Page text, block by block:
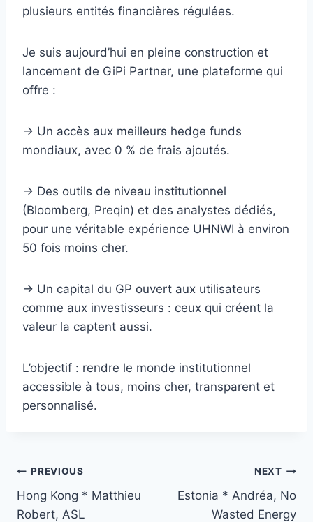
plusieurs entités financières régulées.
Je suis aujourd’hui en pleine construction et
lancement de GiPi Partner, une plateforme qui
offre :
→ Un accès aux meilleurs hedge funds
mondiaux, avec 0 % de frais ajoutés.
→ Des outils de niveau institutionnel
(Bloomberg, Preqin) et des analystes dédiés,
pour une véritable expérience UHNWI à environ
50 fois moins cher.
→ Un capital du GP ouvert aux utilisateurs
comme aux investisseurs : ceux qui créent la
valeur la captent aussi.
L’objectif : rendre le monde institutionnel
accessible à tous, moins cher, transparent et
personnalisé.
Post
navigation
PREVIOUS
Hong Kong * Matthieu
Robert, ASL
NEXT
Estonia * Andréa, No
Wasted Energy